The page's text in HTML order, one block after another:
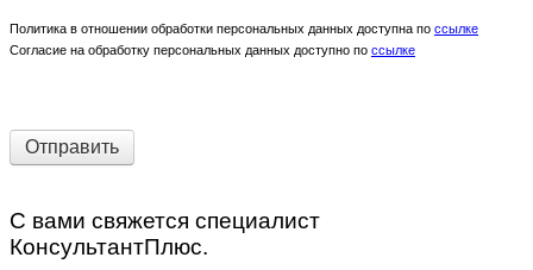
Политика в отношении обработки персональных данных доступна по ссылке
Согласие на обработку персональных данных доступно по ссылке
Отправить
С вами свяжется специалист
КонсультантПлюс.